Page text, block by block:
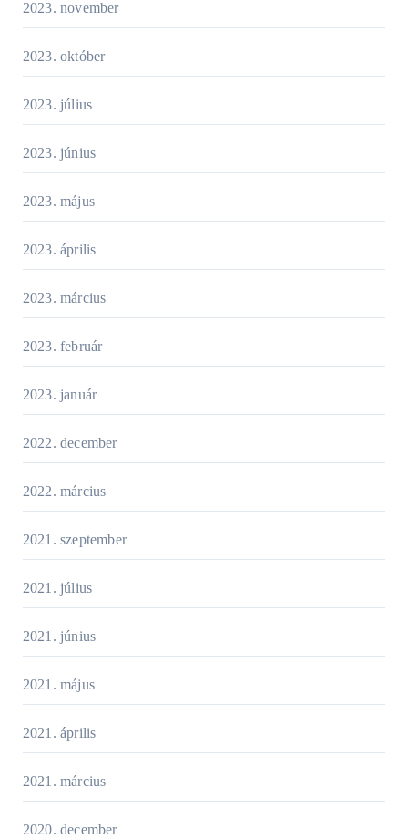
2023. november
2023. október
2023. július
2023. június
2023. május
2023. április
2023. március
2023. február
2023. január
2022. december
2022. március
2021. szeptember
2021. július
2021. június
2021. május
2021. április
2021. március
2020. december